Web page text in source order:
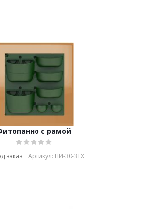
с рамой
заказ Артикул: ПИ-30-3ТХ